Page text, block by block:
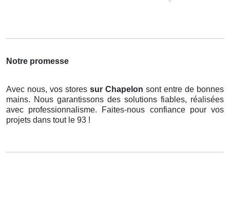
Notre promesse
Avec nous, vos stores sur Chapelon sont entre de bonnes
mains. Nous garantissons des solutions fiables, réalisées
avec professionnalisme. Faites-nous confiance pour vos
projets dans tout le 93 !